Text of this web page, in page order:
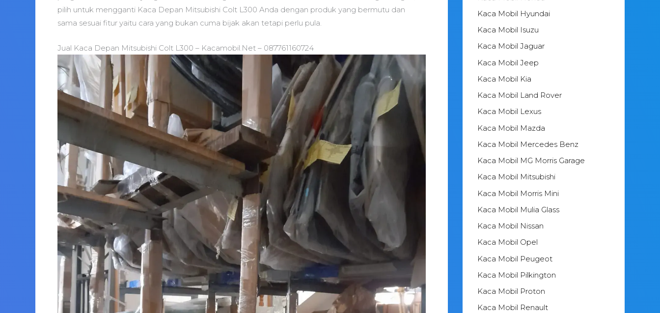
pilih untuk mengganti Kaca Depan Mitsubishi Colt L300 Anda dengan produk yang bermutu dan
sama sesuai fitur yaitu cara yang bukan cuma bijak akan tetapi perlu pula.
Jual Kaca Depan Mitsubishi Colt L300 – Kacamobil.Net – 087761160724
Kaca Mobil Hyundai
Kaca Mobil Isuzu
Kaca Mobil Jaguar
Kaca Mobil Jeep
Kaca Mobil Kia
Kaca Mobil Land Rover
Kaca Mobil Lexus
Kaca Mobil Mazda
Kaca Mobil Mercedes Benz
Kaca Mobil MG Morris Garage
Kaca Mobil Mitsubishi
Kaca Mobil Morris Mini
Kaca Mobil Mulia Glass
Kaca Mobil Nissan
Kaca Mobil Opel
Kaca Mobil Peugeot
Kaca Mobil Pilkington
Kaca Mobil Proton
Kaca Mobil Renault